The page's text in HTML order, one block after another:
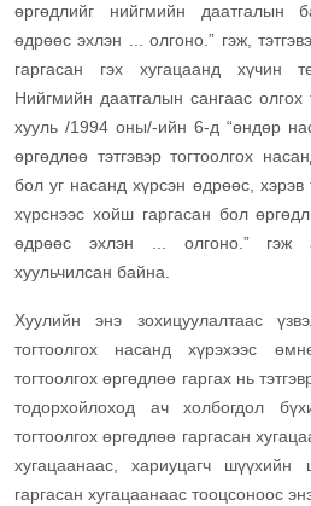
өргөдлийг нийгмийн даатгалын
өдрөөс эхлэн ... олгоно.” гэж,
гаргасан гэх хугацаанд хүчин
Нийгмийн даатгалын сангаас олгох
хууль /1994 оны/-ийн 6-д “өндөр
өргөдлөө тэтгэвэр тогтоолгох
бол уг насанд хүрсэн өдрөөс, хэрэв
хүрснээс хойш гаргасан бол
өдрөөс эхлэн ... олгоно.” гэж
хуульчилсан байна.
Хуулийн энэ зохицуулалтаас
тогтоолгох насанд хүрэхээс
тогтоолгох өргөдлөө гаргах нь
тодорхойлоход ач холбогдол
тогтоолгох өргөдлөө гаргасан
хугацаанаас, хариуцагч
гаргасан хугацаанаас тооцсоноос